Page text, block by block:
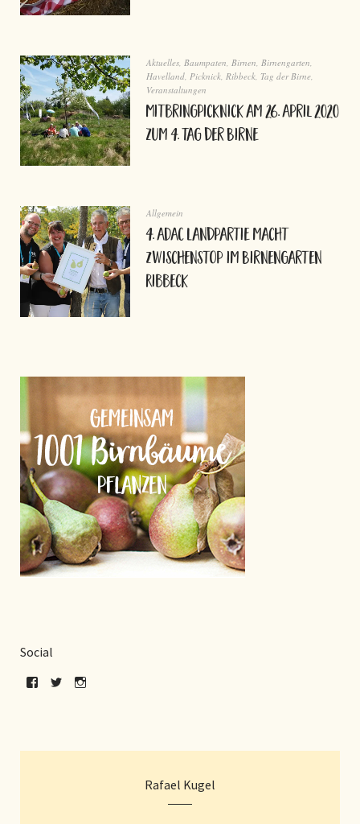
Aktuelles Baumpaten Birnen Birnengarten
Havelland Picknick Ribbeck Tag der Birne
Veranstaltungen
Mitbringpicknick am 26. April 2020
zum 4. Tag der Birne
Allgemein
4. ADAC Landpartie macht
Zwischenstop im Birnengarten
Ribbeck
Social
Rafael Kugel